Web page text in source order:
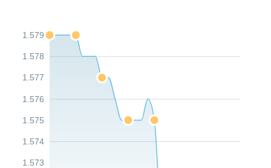
1.573
1.574
1.575
1.576
1.577
1.578
1.579